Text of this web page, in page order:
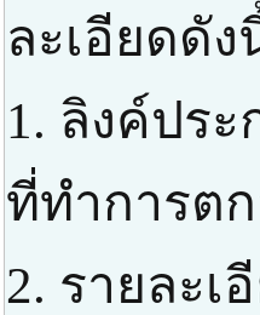
ละเอียดดัง
1. ลิงค์ปร
ที่ทำการต
2. รายละ